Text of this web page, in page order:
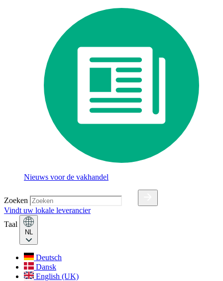
Nieuws voor de vakhandel
Zoeken
Vindt uw lokale leverancier
Taal
NL
Deutsch
Dansk
English (UK)